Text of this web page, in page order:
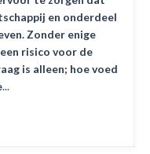
en onderdeel
Zonder enige
risico voor de
is alleen; hoe voed
...